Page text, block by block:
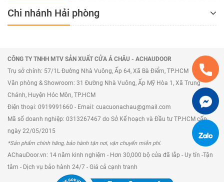
Chi nhánh Hải phòng
CÔNG TY TNHH MTV SẢN XUẤT CỬA Á CHÂU - ACHAUDOOR
Trụ sở chính: 57/1L Đường Nhà Vuông, Ấp 64, Xã Bà Điểm, TP.HCM
Văn phòng & Showroom: 31 Đường Nhà Vuông, Ấp Mỹ Hòa 1, Xã Trung
Chánh, Huyện Hóc Môn, TP.HCM
Điện thoại: 0919991660 - Email: cuacuonachau@gmail.com
Mã số doanh nghiệp: 0313267467 do Sở Kế hoạch và Đầu tư TP.HCM cấp
ngày 22/05/2015
*Sản phẩm chính hãng, bảo hành tận nơi, vận chuyển miễn phí.
AChauDoor.vn: 14 năm kinh nghiệm - Hơn 30,000 bộ cửa đã lắp - Uy tín -Tận
tâm - Dịch vụ bảo hành 24/7 - Giá cả cạnh tranh